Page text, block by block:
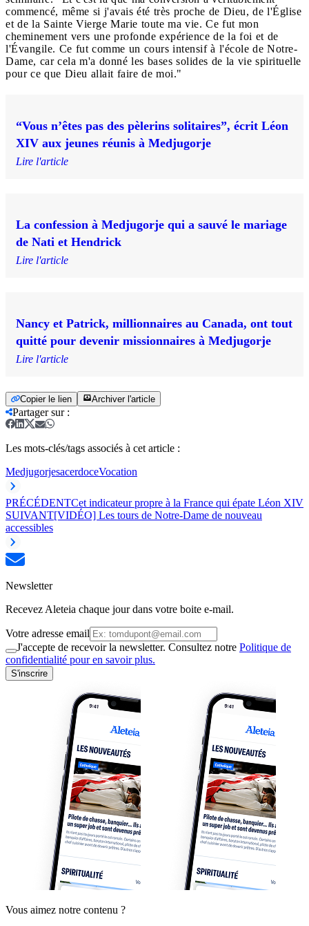
commencé, même si j'avais été très proche de Dieu, de l'Église
et de la Sainte Vierge Marie toute ma vie. Ce fut mon
cheminement vers une profonde expérience de la foi et de
l'Évangile. Ce fut comme un cours intensif à l'école de Notre-
Dame, car cela m'a donné les bases solides de la vie spirituelle
pour ce que Dieu allait faire de moi."
“Vous n’êtes pas des pèlerins solitaires”, écrit Léon
XIV aux jeunes réunis à Medjugorje
Lire l'article
La confession à Medjugorje qui a sauvé le mariage
de Nati et Hendrick
Lire l'article
Nancy et Patrick, millionnaires au Canada, ont tout
quitté pour devenir missionnaires à Medjugorje
Lire l'article
Copier le lien Archiver l'article
Partager sur:
Les mots-clés/tags associés à cet article :
MedjugorjesacerdoceVocation
PRÉCÉDENTCet indicateur propre à la France qui épate Léon XIV
SUIVANT[VIDÉO] Les tours de Notre-Dame de nouveau
accessibles
Newsletter
Recevez Aleteia chaque jour dans votre boite e-mail.
Votre adresse email
J'accepte de recevoir la newsletter. Consultez notre Politique de
confidentialité pour en savoir plus.
S'inscrire
Vous aimez notre contenu ?